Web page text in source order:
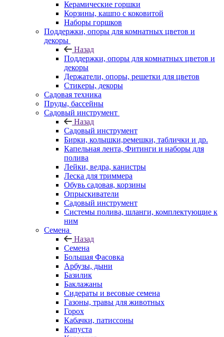
Керамические горшки
Корзины, кашпо с коковитой
Наборы горшков
Поддержки, опоры для комнатных цветов и
декоры
Назад
Поддержки, опоры для комнатных цветов и
декоры
Держатели, опоры, решетки для цветов
Стикеры, декоры
Садовая техника
Пруды, бассейны
Садовый инструмент
Назад
Садовый инструмент
Бирки, колышки,ремешки, таблички и др.
Капельная лента, Фитинги и наборы для
полива
Лейки, ведра, канистры
Леска для триммера
Обувь садовая, корзины
Опрыскиватели
Садовый инструмент
Системы полива, шланги, комплектующие к
ним
Семена
Назад
Семена
Большая Фасовка
Арбузы, дыни
Базилик
Баклажаны
Сидераты и весовые семена
Газоны, травы для животных
Горох
Кабачки, патиссоны
Капуста